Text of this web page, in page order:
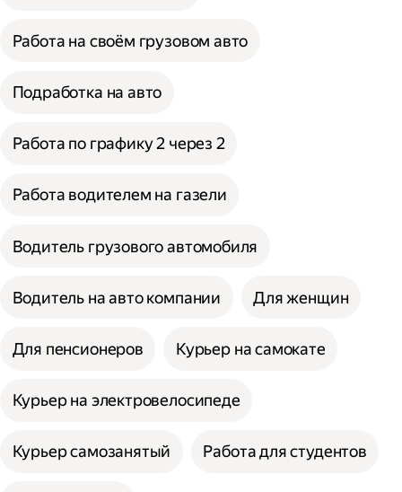
Работа на своём грузовом авто
Подработка на авто
Работа по графику 2 через 2
Работа водителем на газели
Водитель грузового автомобиля
Водитель на авто компании Для женщин
Для пенсионеров Курьер на самокате
Курьер на электровелосипеде
Курьер самозанятый Работа для студентов